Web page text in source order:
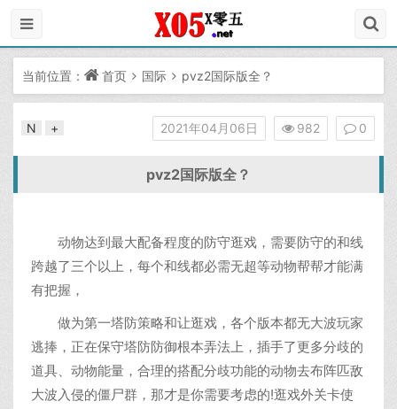
当前位置： 首页 国际 pvz2国际版全？
2021年04月06日 982 0
N +
pvz2国际版全？
动物达到最大配备程度的防守逛戏，需要防守的和线
跨越了三个以上，每个和线都必需无超等动物帮帮才能满
有把握，
做为第一塔防策略和让逛戏，各个版本都无大波玩家
逃捧，正在保守塔防防御根本弄法上，插手了更多分歧的
道具、动物能量，合理的搭配分歧功能的动物去布阵匹敌
大波入侵的僵尸群，那才是你需要考虑的!逛戏外关卡使